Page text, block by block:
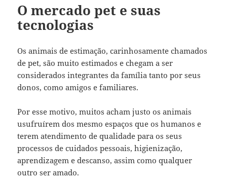
O mercado pet e suas
tecnologias
Os animais de estimação, carinhosamente chamados
de pet, são muito estimados e chegam a ser
considerados integrantes da família tanto por seus
donos, como amigos e familiares.
Por esse motivo, muitos acham justo os animais
usufruírem dos mesmo espaços que os humanos e
terem atendimento de qualidade para os seus
processos de cuidados pessoais, higienização,
aprendizagem e descanso, assim como qualquer
outro ser amado.